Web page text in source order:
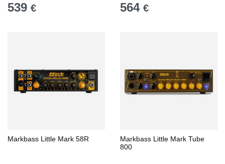
539 € 564 €
Markbass Little Mark 58R
Markbass Little Mark Tube
800